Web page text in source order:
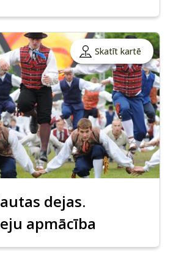
Skatīt kartē
dejas.
apmācība